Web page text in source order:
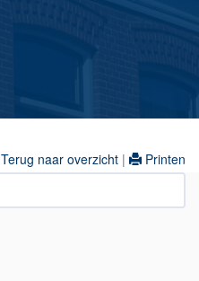
Terug naar overzicht |
Printen